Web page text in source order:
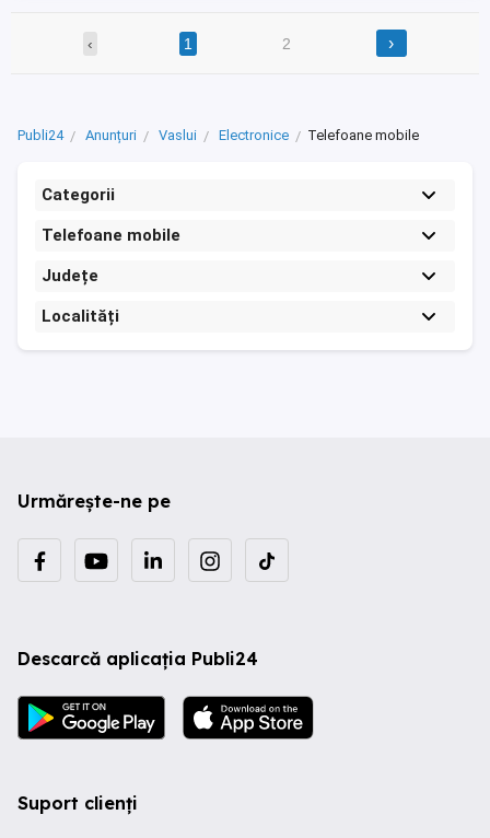
‹ 1 2 ›
Publi24 Anunțuri Vaslui Electronice Telefoane mobile
Categorii
Telefoane mobile
Județe
Localități
Urmărește-ne pe
Descarcă aplicația Publi24
Suport clienți